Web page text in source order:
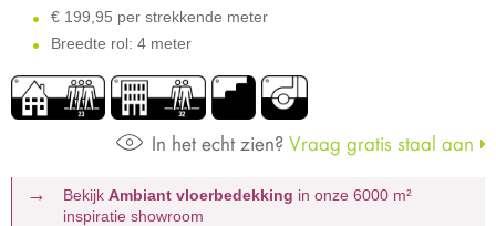
€ 199,95 per strekkende meter
Breedte rol: 4 meter
In het echt zien? Vraag gratis staal aan
Bekijk Ambiant vloerbedekking in onze 6000 m²
inspiratie showroom